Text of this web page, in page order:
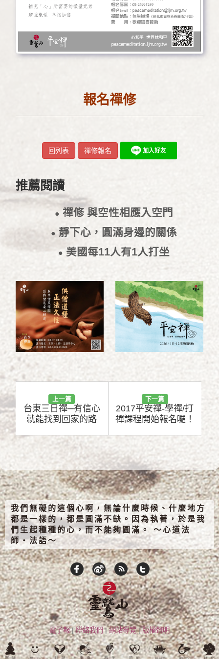
報名禪修
回列表 禪修報名
推薦閱讀
● 禪修 與空性相應入空門
2016/11/17
● 靜下心，圓滿身邊的關係
2016/11/16
● 美國每11人有1人打坐
上一篇
台東三日禪─有信心
就能找到回家的路
下一篇
2017平安禪-學禪/打
禪課程開始報名囉！
我們無礙的這個心啊，無論什麼時候、什麼地方
都是一樣的，都是圓滿不缺。因為執著，於是我
們生起種種的心，而不能夠圓滿。 ～心道法
師‧法語～
電子報|聯絡我們|網站導覽|版權聲明